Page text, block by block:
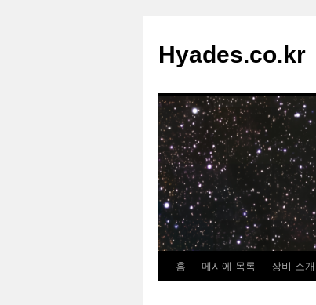
츠
로
너
뛰
기
Hyades.co.kr
홈 메시에 목록 장비 소개